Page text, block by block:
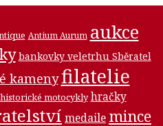
Antium Aurum aukce
bankovky veletrhu Sběratel
kamenyfilatelie
historické motocykly hračky
medaile mince